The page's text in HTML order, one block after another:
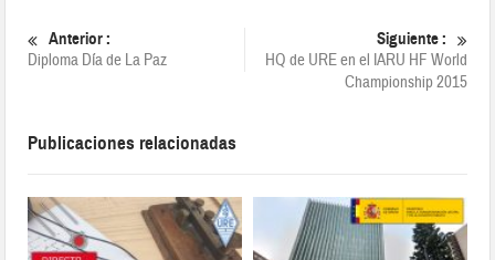
Anterior :
Diploma Día de La Paz
Siguiente :
HQ de URE en el IARU HF World
Championship 2015
Publicaciones relacionadas